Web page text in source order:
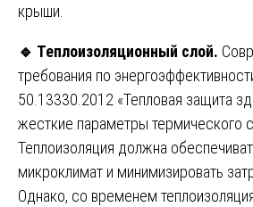
крыши.
🔹 Теплоизоляционный слой.
требования по
50.13330.2012 «Тепловая защита
жесткие параметры термического
Теплоизоляция должна
микроклимат и минимизировать
Однако, со временем